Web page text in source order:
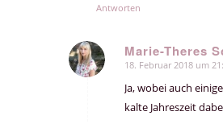
Antworten
Marie-Theres
sagte:
18. Februar 2018 um
Ja, wobei auch
kalte Jahreszeit